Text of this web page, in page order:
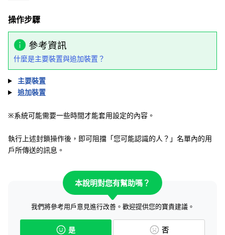
操作步驟
參考資訊
什麼是主要裝置與追加裝置？
主要裝置
追加裝置
※系統可能需要一些時間才能套用設定的內容。
執行上述封鎖操作後，即可阻擋「您可能認識的人？」名單內的用
戶所傳送的訊息。
本說明對您有幫助嗎？
我們將參考用戶意見進行改善。歡迎提供您的寶貴建議。
是 否